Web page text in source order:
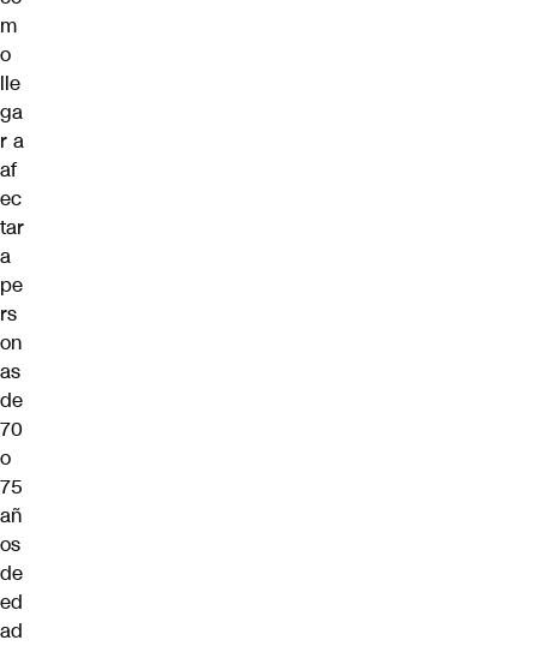
m
o
lle
ga
r a
af
ec
tar
a
pe
rs
on
as
de
70
o
75
añ
os
de
ed
ad